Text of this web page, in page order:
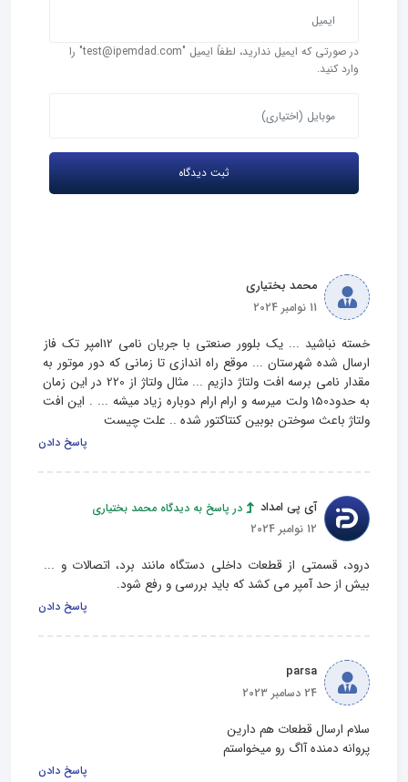
در صورتی که ایمیل ندارید، لطفاً ایمیل "test@ipemdad.com" را
وارد کنید.
محمد بختیاری
11 نوامبر 2024
خسته نباشید ... یک بلوور صنعتی با جریان نامی 12امپر تک فاز
ارسال شده شهرستان ... موقع راه اندازی تا زمانی که دور موتور به
مقدار نامی برسه افت ولتاژ دازیم ... مثال ولتاژ از 220 در این زمان
به حدود150 ولت میرسه و ارام ارام دوباره زیاد میشه ... . این افت
ولتاژ باعث سوختن بوبین کنتاکتور شده ..‌ علت چیست
پاسخ دادن
آی پی امداد
در پاسخ به دیدگاه محمد بختیاری
12 نوامبر 2024
درود، قسمتی از قطعات داخلی دستگاه مانند برد، اتصالات و ...
بیش از حد آمپر می کشد که باید بررسی و رفع شود.
پاسخ دادن
parsa
24 دسامبر 2023
پروانه دمنده آاگ رو میخواستم
پاسخ دادن